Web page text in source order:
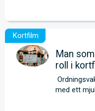
Man
roll i